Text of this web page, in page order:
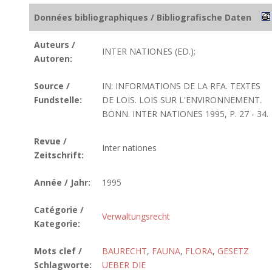
Données bibliographiques / Bibliografische Daten
Auteurs /
Autoren:
INTER NATIONES (ED.);
Source /
Fundstelle:
IN: INFORMATIONS DE LA RFA. TEXTES
DE LOIS. LOIS SUR L'ENVIRONNEMENT.
BONN. INTER NATIONES 1995, P. 27 - 34.
Revue /
Zeitschrift:
Inter nationes
Année / Jahr: 1995
Catégorie /
Kategorie:
Verwaltungsrecht
Mots clef /
Schlagworte:
BAURECHT, FAUNA, FLORA, GESETZ
UEBER DIE